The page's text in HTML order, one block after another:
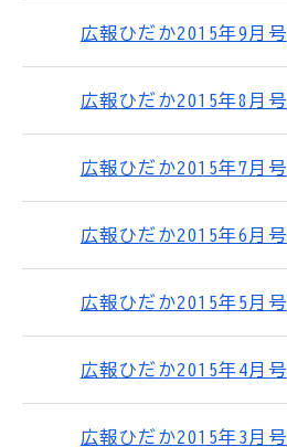
広報ひだか2015年9月号
広報ひだか2015年8月号
広報ひだか2015年7月号
広報ひだか2015年6月号
広報ひだか2015年5月号
広報ひだか2015年4月号
広報ひだか2015年3月号